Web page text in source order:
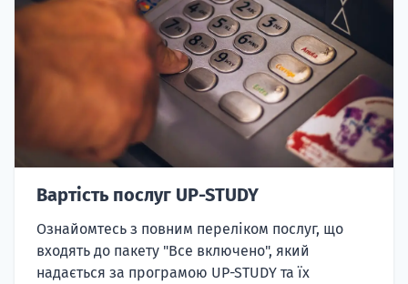
Вартість послуг UP-STUDY
Ознайомтесь з повним переліком послуг, що
входять до пакету "Все включено", який
надається за програмою UP-STUDY та їх